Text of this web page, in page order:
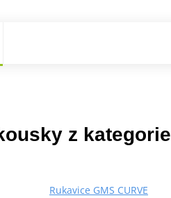
z kategorie
Rukavice GMS CURVE